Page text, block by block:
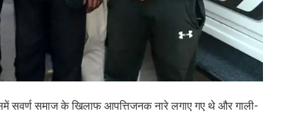
सवर्ण समाज के खिलाफ आपत्तिजनक नारे लगाए गए थे और गाली-